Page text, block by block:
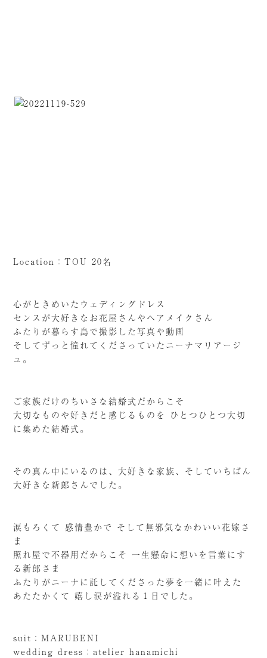
Location：TOU 20名
心がときめいたウェディングドレス
センスが大好きなお花屋さんやヘアメイクさん
ふたりが暮らす島で撮影した写真や動画
そしてずっと憧れてくださっていたニーナマリアージ
ュ。
ご家族だけのちいさな結婚式だからこそ
大切なものや好きだと感じるものを ひとつひとつ大切
に集めた結婚式。
その真ん中にいるのは、大好きな家族、そしていちばん
大好きな新郎さんでした。
涙もろくて 感情豊かで そして無邪気なかわいい花嫁さ
ま
照れ屋で不器用だからこそ 一生懸命に想いを言葉にす
る新郎さま
ふたりがニーナに託してくださった夢を一緒に叶えた
あたたかくて 嬉し涙が溢れる１日でした。
suit：MARUBENI
wedding dress：atelier hanamichi